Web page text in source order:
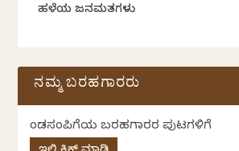
ಹಳೆಯ ಜನಮತಗಳು
ನಮ್ಮ ಬರಹಗಾರರು
ಕೆಂಡಸಂಪಿಗೆಯ ಬರಹಗಾರರ ಪುಟಗಳಿಗೆ